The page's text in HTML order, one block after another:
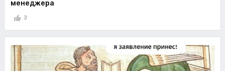
менеджера
3